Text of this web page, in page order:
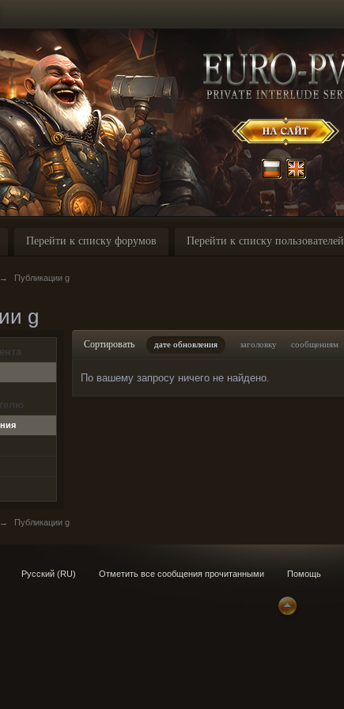
Перейти к списку форумов Перейти к списку пользователей
→ Публикации g
g
Сортировать дате обновления заголовку сообщениям
По вашему запросу ничего не найдено.
→ Публикации g
Русский (RU) Отметить все сообщения прочитанными Помощь